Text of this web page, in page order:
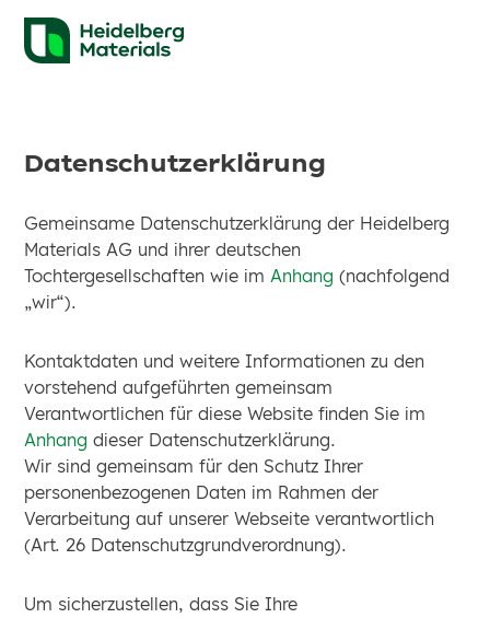
Datenschutzerklärung
Gemeinsame Datenschutzerklärung der Heidelberg
Materials AG und ihrer deutschen
Tochtergesellschaften wie imAnhang (nachfolgend
„wir“).
Kontaktdaten und weitere Informationen zu den
vorstehend aufgeführten gemeinsam
Verantwortlichen für diese Website finden Sie im
Anhangdieser Datenschutzerklärung.
Wir sind gemeinsam für den Schutz Ihrer
personenbezogenen Daten im Rahmen der
Verarbeitung auf unserer Webseite verantwortlich
(Art. 26 Datenschutzgrundverordnung).
Um sicherzustellen, dass Sie Ihre